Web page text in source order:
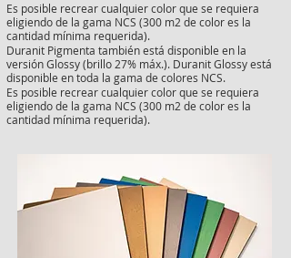
Es posible recrear cualquier color que se requiera
eligiendo de la gama NCS (300 m2 de color es la
cantidad mínima requerida).
Duranit Pigmenta también está disponible en la
versión Glossy (brillo 27% máx.). Duranit Glossy está
disponible en toda la gama de colores NCS.
Es posible recrear cualquier color que se requiera
eligiendo de la gama NCS (300 m2 de color es la
cantidad mínima requerida).